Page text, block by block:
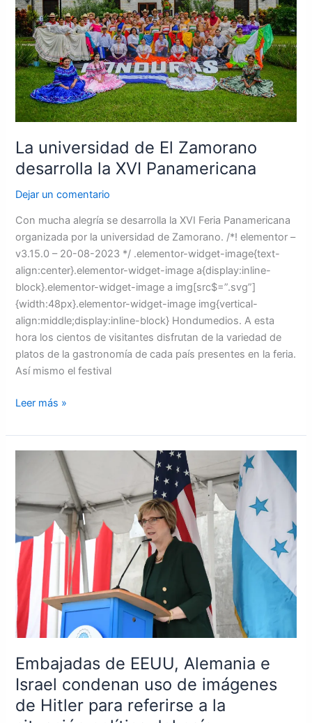
La universidad de El Zamorano
desarrolla la XVI Panamericana
Dejar un comentario
Con mucha alegría se desarrolla la XVI Feria Panamericana
organizada por la universidad de Zamorano. /*! elementor –
v3.15.0 – 20-08-2023 */ .elementor-widget-image{text-
align:center}.elementor-widget-image a{display:inline-
block}.elementor-widget-image a img[src$=”.svg”]
{width:48px}.elementor-widget-image img{vertical-
align:middle;display:inline-block} Hondumedios. A esta
hora los cientos de visitantes disfrutan de la variedad de
platos de la gastronomía de cada país presentes en la feria.
Así mismo el festival
Zamorano
desarrolla
la
XVI
Panamericana
Leer más »
Embajadas de EEUU, Alemania e
Israel condenan uso de imágenes
de Hitler para referirse a la
Embajadas
Alemania
Israel
condenan
uso
de
imágenes
de
para
referirse
a
la